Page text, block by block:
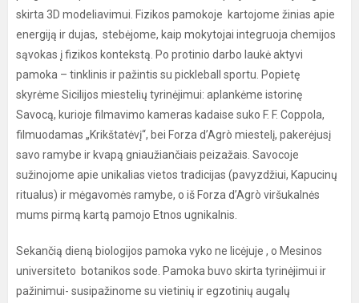
skirta 3D modeliavimui. Fizikos pamokoje kartojome žinias apie
energiją ir dujas, stebėjome, kaip mokytojai integruoja chemijos
sąvokas į fizikos kontekstą. Po protinio darbo laukė aktyvi
pamoka – tinklinis ir pažintis su pickleball sportu. Popietę
skyrėme Sicilijos miestelių tyrinėjimui: aplankėme istorinę
Savocą, kurioje filmavimo kameras kadaise suko F. F. Coppola,
filmuodamas „Krikštatėvį“, bei Forza d’Agrò miestelį, pakerėjusį
savo ramybe ir kvapą gniaužiančiais peizažais. Savocoje
sužinojome apie unikalias vietos tradicijas (pavyzdžiui, Kapucinų
ritualus) ir mėgavomės ramybe, o iš Forza d’Agrò viršukalnės
mums pirmą kartą pamojo Etnos ugnikalnis.
Sekančią dieną biologijos pamoka vyko ne licėjuje , o Mesinos
universiteto botanikos sode. Pamoka buvo skirta tyrinėjimui ir
pažinimui- susipažinome su vietinių ir egzotinių augalų